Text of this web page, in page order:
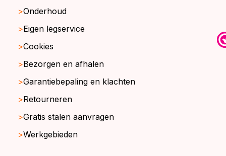
Onderhoud
Eigen legservice
Cookies
Bezorgen en afhalen
Garantiebepaling en klachten
Retourneren
Gratis stalen aanvragen
Werkgebieden